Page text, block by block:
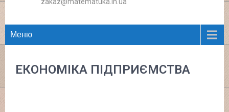
Меню
ЕКОНОМІКА ПІДПРИЄМСТВА